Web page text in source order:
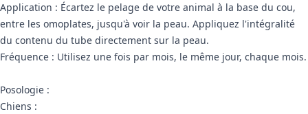
Application : Écartez le pelage de votre animal à la base du cou,
entre les omoplates, jusqu'à voir la peau. Appliquez l'intégralité
du contenu du tube directement sur la peau.
Fréquence : Utilisez une fois par mois, le même jour, chaque mois.
Posologie :
Chiens :